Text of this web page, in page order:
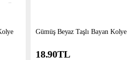
Gümüş Beyaz Taşlı Bayan Kolye
18.90TL